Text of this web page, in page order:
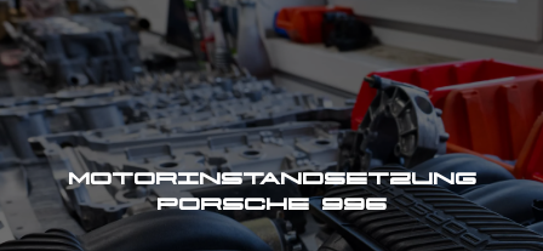
MOTORINSTANDSETZUNG
PORSCHE 996